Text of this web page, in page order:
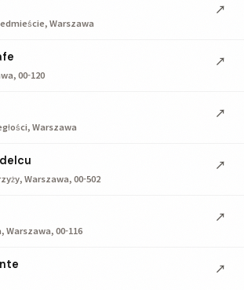
Warszawa
↗
00-120
↗
Warszawa
↗
Warszawa, 00-502
↗
Warszawa, 00-116
↗
↗